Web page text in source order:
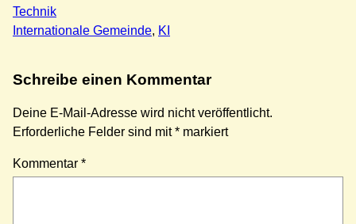
Technik
Internationale Gemeinde, KI
Schreibe einen Kommentar
Deine E-Mail-Adresse wird nicht veröffentlicht.
Erforderliche Felder sind mit* markiert
Kommentar *